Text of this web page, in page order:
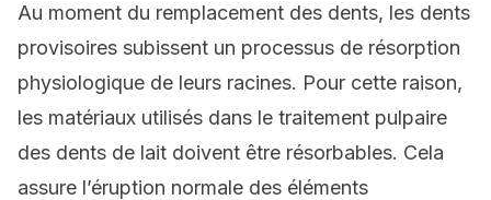
Au moment du remplacement des dents, les dents
provisoires subissent un processus de résorption
physiologique de leurs racines. Pour cette raison,
les matériaux utilisés dans le traitement pulpaire
des dents de lait doivent être résorbables. Cela
assure l’éruption normale des éléments